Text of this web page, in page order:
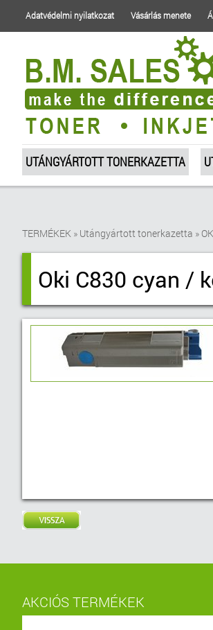
Adatvédelmi nyilatkozat Vásárlás menete
UTÁNGYÁRTOTT TONERKAZETTA
TERMÉKEK » Utángyártott tonerkazetta »
Oki C830 cyan /
AKCIÓS TERMÉKEK